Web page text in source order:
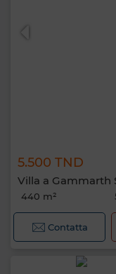
5.500 TND
Villa a Gammarth
440 m²
Contatta